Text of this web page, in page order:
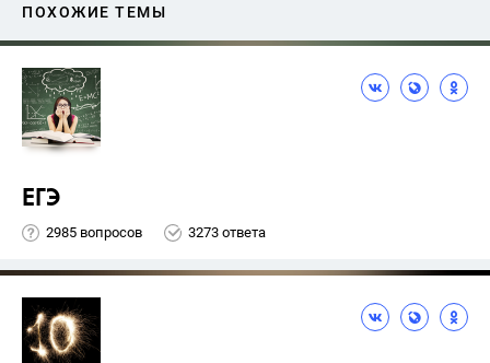
ПОХОЖИЕ ТЕМЫ
ЕГЭ
2985 вопросов 3273 ответа